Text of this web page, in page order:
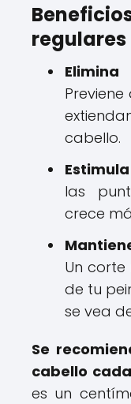
regulares
cabello.
las
crece
Un
de tu
se vea
Se
cabello
es un